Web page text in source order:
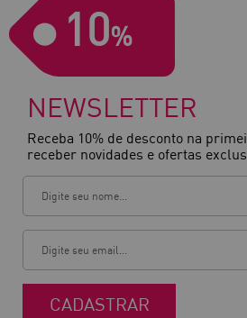
10%
NEWSLETTER
Receba 10% de desconto na
receber novidades e ofertas
CADASTRAR